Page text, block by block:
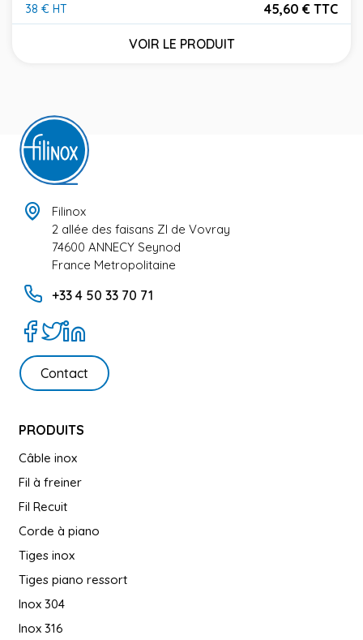
38 € HT
Prix
45,60 € TTC
VOIR LE PRODUIT
Filinox
2 allée des faisans ZI de Vovray
74600 ANNECY Seynod
France Metropolitaine
+33 4 50 33 70 71
Contact
PRODUITS
Câble inox
Fil à freiner
Fil Recuit
Corde à piano
Tiges inox
Tiges piano ressort
Inox 304
Inox 316